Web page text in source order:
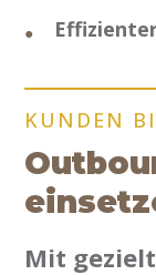
KUNDEN
Mit